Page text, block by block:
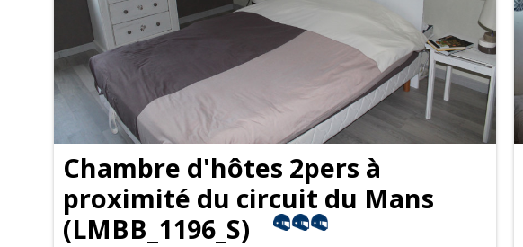
Chambre d'hôtes 2pers à
proximité du circuit du Mans
(LMBB_1196_S)